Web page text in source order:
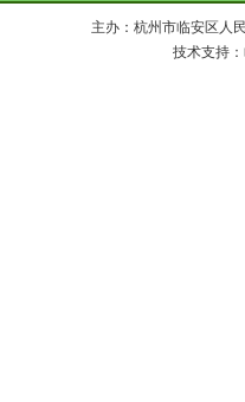
主办：杭州市临安区人
技术支持